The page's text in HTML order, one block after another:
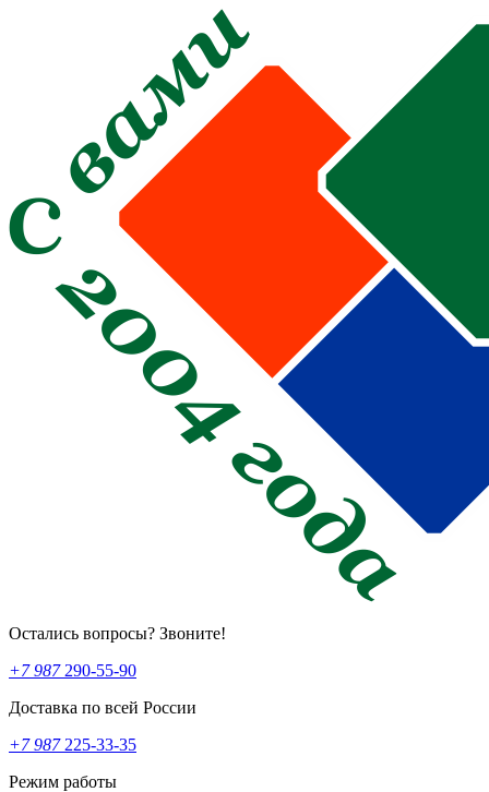
Остались вопросы? Звоните!
+7 987290-55-90
Доставка по всей России
+7 987225-33-35
Режим работы